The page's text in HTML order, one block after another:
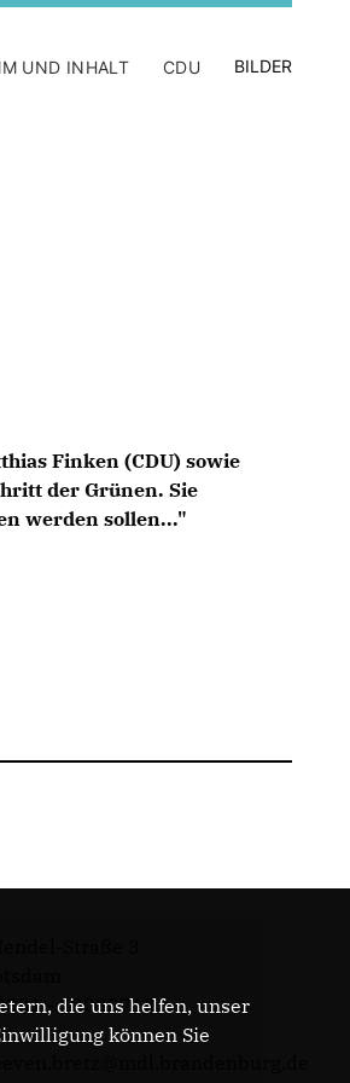
UND INHALT CDU BILDER
Finken (CDU) sowie
der Grünen. Sie
werden sollen..."
- 20085713
die uns helfen, unser
können Sie